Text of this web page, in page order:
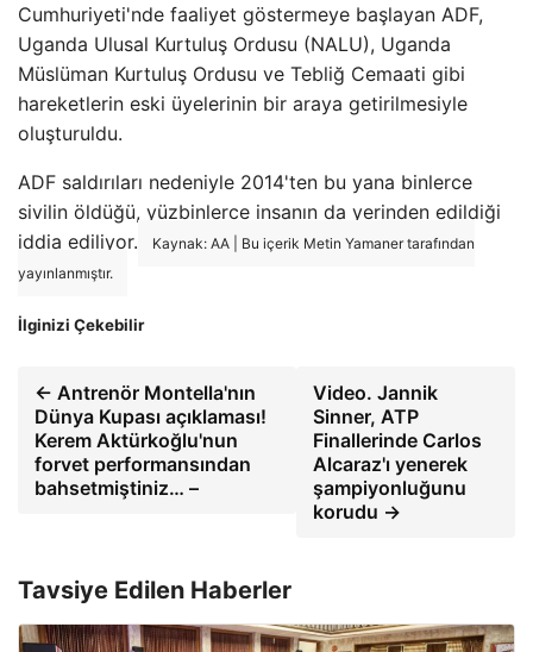
Cumhuriyeti'nde faaliyet göstermeye başlayan ADF,
Uganda Ulusal Kurtuluş Ordusu (NALU), Uganda
Müslüman Kurtuluş Ordusu ve Tebliğ Cemaati gibi
hareketlerin eski üyelerinin bir araya getirilmesiyle
oluşturuldu.
ADF saldırıları nedeniyle 2014'ten bu yana binlerce
sivilin öldüğü, yüzbinlerce insanın da yerinden edildiği
iddia ediliyor.
Kaynak: AA | Bu içerik Metin Yamaner tarafından
yayınlanmıştır.
İlginizi Çekebilir
← Antrenör Montella'nın
Dünya Kupası açıklaması!
Kerem Aktürkoğlu'nun
forvet performansından
bahsetmiştiniz… –
Video. Jannik
Sinner, ATP
Finallerinde Carlos
Alcaraz'ı yenerek
şampiyonluğunu
korudu →
Tavsiye Edilen Haberler